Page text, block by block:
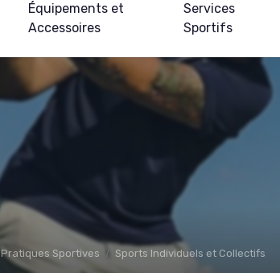
Équipements et
Accessoires
Services
Sportifs
Pratiques Sportives Sports Individuels et Collectifs